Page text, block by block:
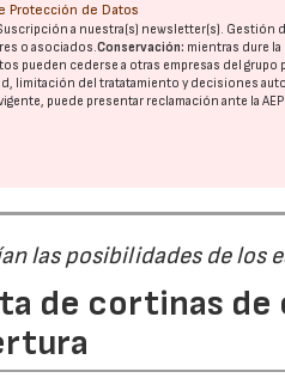
Protección de Datos
a nuestra(s) newsletter(s). Gestión
o asociados.Conservación: mientras dure
pueden cederse a otras empresas del grupo
limitación del tratatamiento y decisiones
puede presentar reclamación ante la
las posibilidades de los
de cortinas de